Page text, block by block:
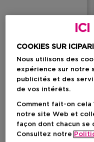
Choisissez
COOKIES SUR
Nous utilisons des
expérience sur notre
publicités et des
de vos intérêts.
Comment fait-on cela
notre site Web et
façon dont chacun se
Consultez notre